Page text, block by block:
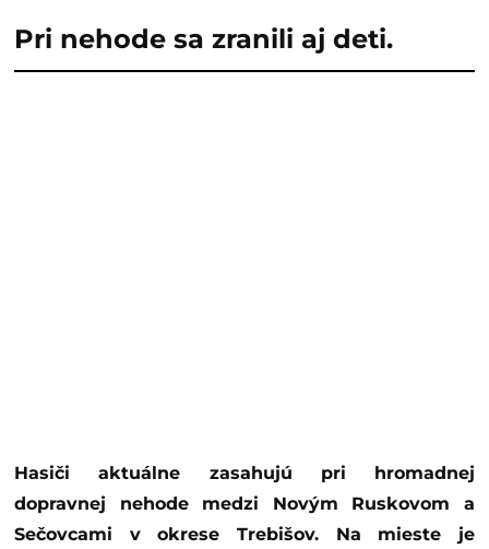
Pri nehode sa zranili aj deti.
Hasiči aktuálne zasahujú pri hromadnej
dopravnej nehode medzi Novým Ruskovom a
Sečovcami v okrese Trebišov. Na mieste je